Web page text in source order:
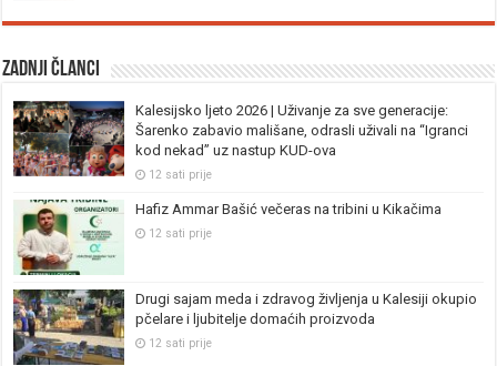
Zadnji članci
Kalesijsko ljeto 2026 | Uživanje za sve generacije:
Šarenko zabavio mališane, odrasli uživali na “Igranci
kod nekad” uz nastup KUD-ova
12 sati prije
Hafiz Ammar Bašić večeras na tribini u Kikačima
12 sati prije
Drugi sajam meda i zdravog življenja u Kalesiji okupio
pčelare i ljubitelje domaćih proizvoda
12 sati prije